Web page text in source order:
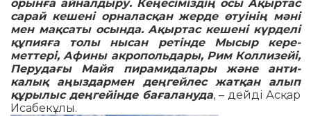
орынға ай­нал­дыру. Кеңесіміздің осы Ақыртас
сарай кешені орна­ласқан жерде өтуі­нің мәні
мен мақсаты осында. Ақыр­тас кешені күрделі
құпияға то­лы нысан ретінде Мысыр кере­
меттері, Афины акро­польдары, Рим Коллизейі,
Перу­дағы Майя пира­ми­далары және анти­
калық аңыздар­мен деңгейлес жат­қан алып
құры­лыс деңгейінде бағалануда, – дейді Ас­қар
Исабек­ұлы.